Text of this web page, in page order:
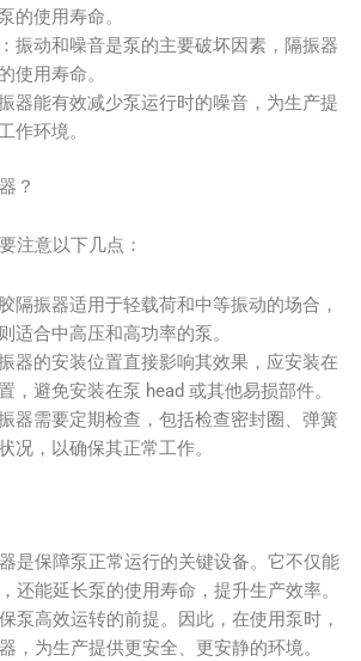
的使用寿命。
振动和噪音是泵的主要破坏因素，隔振器
使用寿命。
器能有效减少泵运行时的噪音，为生产提
作环境。
？
注意以下几点：
隔振器适用于轻载荷和中等振动的场合，
适合中高压和高功率的泵。
器的安装位置直接影响其效果，应安装在
，避免安装在泵 head 或其他易损部件。
器需要定期检查，包括检查密封圈、弹簧
况，以确保其正常工作。
是保障泵正常运行的关键设备。它不仅能
还能延长泵的使用寿命，提升生产效率。
泵高效运转的前提。因此，在使用泵时，
，为生产提供更安全、更安静的环境。